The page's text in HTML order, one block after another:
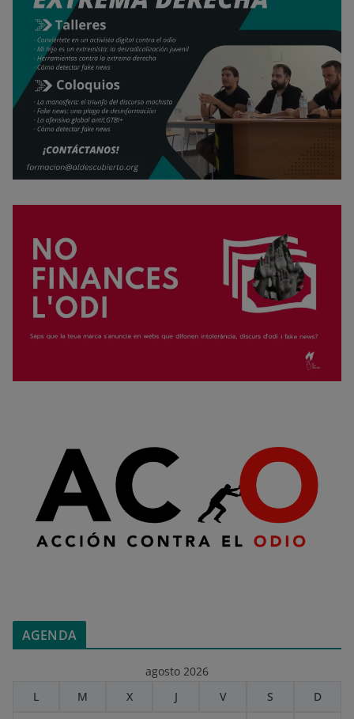
AGENDA
agosto 2026
L
M X J V S D
Rechazar cookies Política de cookies